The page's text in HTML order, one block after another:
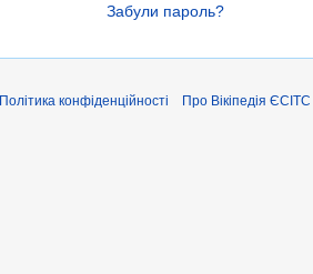
Забули пароль?
Політика конфіденційності Про Вікіпедія ЄСІТС